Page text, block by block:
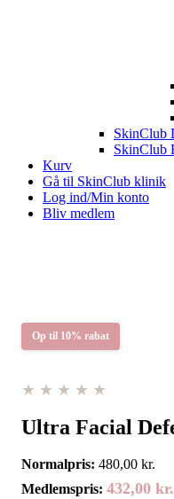
SkinClub
SkinClub
Kurv
Gå til SkinClub klinik
Log ind/Min konto
Bliv medlem
Op til 10% rabat
★★★★★
Ultra Facial
Normalpris: 480,00 kr.
Medlemspris: 432,00 kr.